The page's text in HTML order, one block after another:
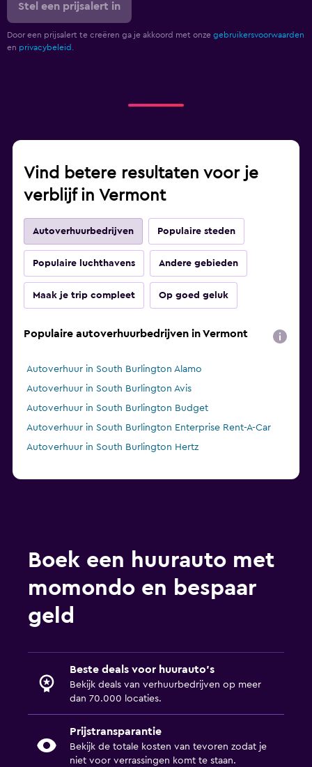
Stel een prijsalert in
Door een prijsalert te creëren ga je akkoord met onze gebruikersvoorwaarden
en privacybeleid.
Vind betere resultaten voor je
verblijf in Vermont
Autoverhuurbedrijven Populaire steden
Populaire luchthavens Andere gebieden
Maak je trip compleet Op goed geluk
Populaire autoverhuurbedrijven in Vermont
Autoverhuur in South Burlington Alamo
Autoverhuur in South Burlington Avis
Autoverhuur in South Burlington Budget
Autoverhuur in South Burlington Enterprise Rent-A-Car
Autoverhuur in South Burlington Hertz
Boek een huurauto met
momondo en bespaar
geld
Beste deals voor huurauto's
Bekijk deals van verhuurbedrijven op meer
dan 70.000 locaties.
Prijstransparantie
Bekijk de totale kosten van tevoren zodat je
niet voor verrassingen komt te staan.